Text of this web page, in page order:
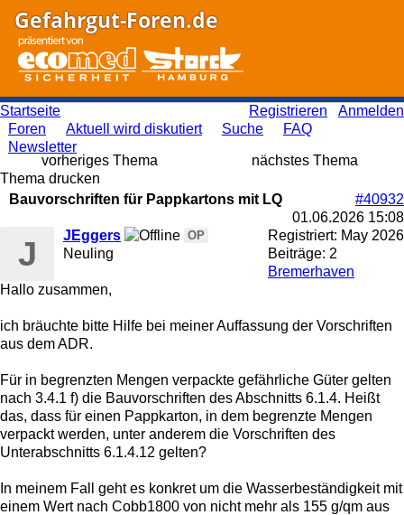
Gefahrgut-Foren.de
Registrieren Anmelden
Startseite
Foren
Aktuell wird diskutiert Suche
FAQ
Newsletter
vorheriges Thema
nächstes Thema
Thema drucken
Bauvorschriften für Pappkartons mit LQ
#40932
01.06.2026 15:08
Registriert: May 2026
Beiträge: 2
Bremerhaven
J JEggers OP
Neuling
Hallo zusammen,
ich bräuchte bitte Hilfe bei meiner Auffassung der Vorschriften
aus dem ADR.
Für in begrenzten Mengen verpackte gefährliche Güter gelten
nach 3.4.1 f) die Bauvorschriften des Abschnitts 6.1.4. Heißt
das, dass für einen Pappkarton, in dem begrenzte Mengen
verpackt werden, unter anderem die Vorschriften des
Unterabschnitts 6.1.4.12 gelten?
In meinem Fall geht es konkret um die Wasserbeständigkeit mit
einem Wert nach Cobb1800 von nicht mehr als 155 g/qm aus